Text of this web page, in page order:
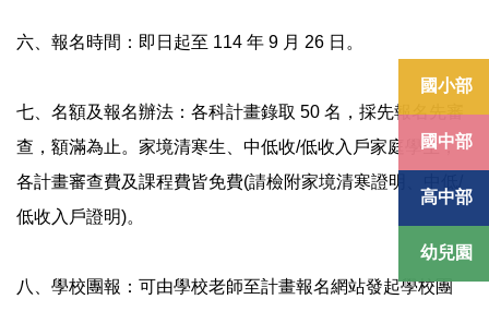
國小部
國中部
高中部
幼兒園
六、報名時間：即日起至 114 年 9 月 26 日。
七、名額及報名辦法：各科計畫錄取 50 名，採先報名先審
查，額滿為止。家境清寒生、中低收/低收入戶家庭學生，
各計畫審查費及課程費皆免費(請檢附家境清寒證明、中低/
低收入戶證明)。
八、學校團報：可由學校老師至計畫報名網站發起學校團